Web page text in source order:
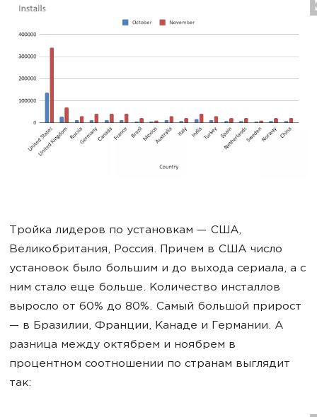
Тройка лидеров по установкам — США,
Великобритания, Россия. Причем в США число
установок было большим и до выхода сериала, а с
ним стало еще больше. Количество инсталлов
выросло от 60% до 80%. Самый большой прирост
— в Бразилии, Франции, Канаде и Германии. А
разница между октябрем и ноябрем в
процентном соотношении по странам выглядит
так: